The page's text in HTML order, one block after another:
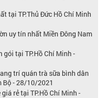
tại TP.Thủ Đức Hồ Chí Minh
uy tín nhất Miền Đông Nam
tại TP.Hồ Chí Minh -
trí quán trà sữa bình dân
Bộ - 28/10/2021
rẻ tại TP.Hồ Chí Minh -